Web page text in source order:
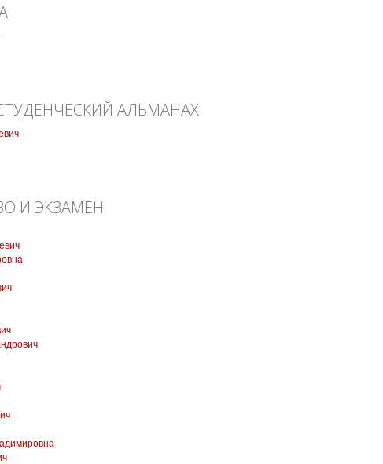
АЛЬМАНАХ
И ЭКЗАМЕН